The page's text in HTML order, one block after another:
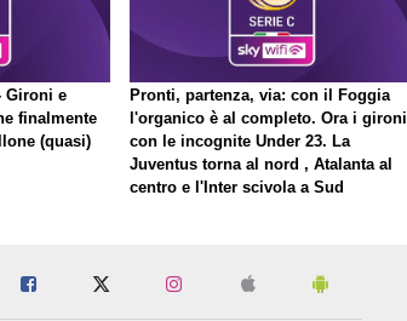
Gironi e
finalmente
(quasi)
Pronti, partenza, via: con il Foggia
l'organico è al completo. Ora i gironi
con le incognite Under 23. La
Juventus torna al nord , Atalanta al
centro e l'Inter scivola a Sud